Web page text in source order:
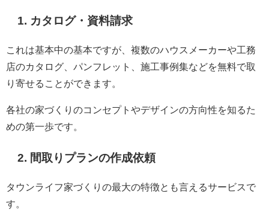
1. カタログ・資料請求
これは基本中の基本ですが、複数のハウスメーカーや工務
店のカタログ、パンフレット、施工事例集などを無料で取
り寄せることができます。
各社の家づくりのコンセプトやデザインの方向性を知るた
めの第一歩です。
2. 間取りプランの作成依頼
タウンライフ家づくりの最大の特徴とも言えるサービスで
す。